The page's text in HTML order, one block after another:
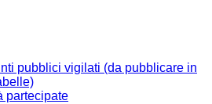
pubblici vigilati (da pubblicare in
partecipate